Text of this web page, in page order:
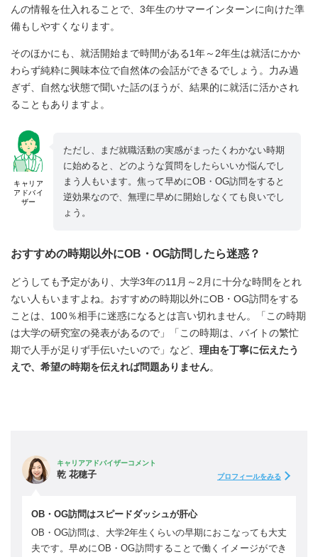
んの情報を仕入れることで、3年生のサマーインターンに向けた準
備もしやすくなります。
そのほかにも、就活開始まで時間がある1年～2年生は就活にかか
わらず純粋に興味本位で自然体の会話ができるでしょう。力み過
ぎず、自然な状態で聞いた話のほうが、結果的に就活に活かされ
ることもありますよ。
キャリア
アドバイ
ザー
ただし、まだ就職活動の実感がまったくわかない時期
に始めると、どのような質問をしたらいいか悩んでし
まう人もいます。焦って早めにOB・OG訪問をすると
逆効果なので、無理に早めに開始しなくても良いでし
ょう。
おすすめの時期以外にOB・OG訪問したら迷惑？
どうしても予定があり、大学3年の11月～2月に十分な時間をとれ
ない人もいますよね。おすすめの時期以外にOB・OG訪問をする
ことは、100％相手に迷惑になるとは言い切れません。「この時期
は大学の研究室の発表があるので」「この時期は、バイトの繁忙
期で人手が足りず手伝いたいので」など、 理由を丁寧に伝えたう
えで、希望の時期を伝えれば問題ありません。
キャリアアドバイザーコメント
乾 花穂子 プロフィールをみる
OB・OG訪問はスピードダッシュが肝心
OB・OG訪問は、大学2年生くらいの早期におこなっても大丈
夫です。早めにOB・OG訪問することで働くイメージができ